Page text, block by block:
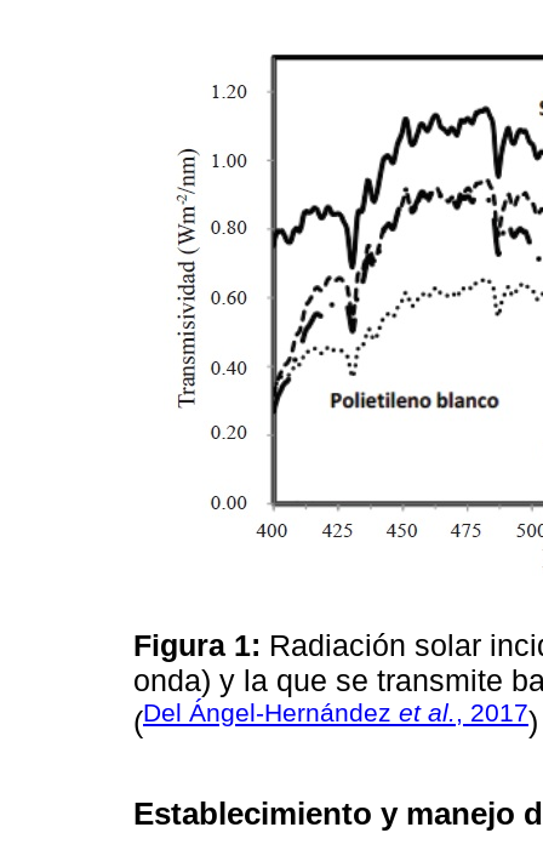
Figura 1: Radiación solar
onda) y la que se transmite
(Del Ángel-Hernández et al., 2017
Establecimiento y manejo